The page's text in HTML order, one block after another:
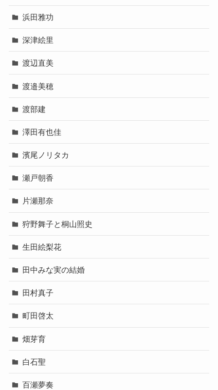
浜田雅功
深津絵里
渡辺直美
渡邉美穂
渡部建
澤田有也佳
濱尾ノリタカ
瀬戸朝香
片瀬那奈
狩野舞子と桐山照史
生田絵梨花
田中みな実の結婚
田村真子
町田啓太
畑芽育
白石聖
百瀬夢奏